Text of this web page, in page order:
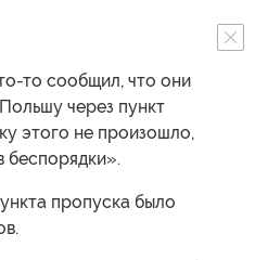
то сообщил, что они
через пункт
этого не произошло,
беспорядки».
пропуска было